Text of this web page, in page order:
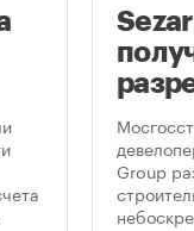
Group